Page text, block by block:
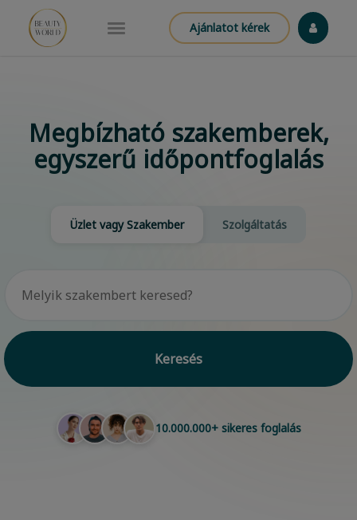
Ajánlatot kérek
Megbízható szakemberek,
egyszerű időpontfoglalás
Üzlet vagy Szakember Szolgáltatás
Keresés
10.000.000+ sikeres foglalás